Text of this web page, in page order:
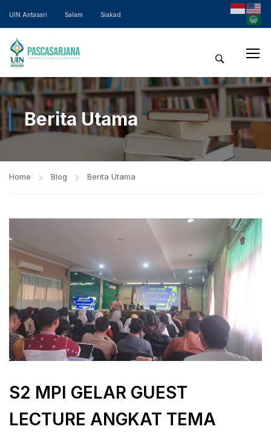
UIN Antasari Salam Siakad
Berita Utama
Home Blog Berita Utama
S2 MPI GELAR GUEST
LECTURE ANGKAT TEMA